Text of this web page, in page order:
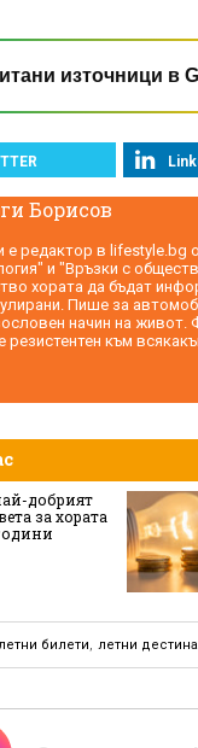
източници в
Борисов
е редактор в lifestyle.bg
и "Връзки с
хората да бъдат
Пише за
начин на живот.
резистентен към
добрият
за хората
билети, летни